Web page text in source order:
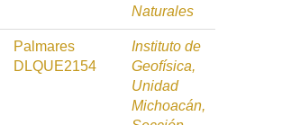
Naturales
Palmares
DLQUE2154
Instituto de
Geofísica,
Unidad
Michoacán,